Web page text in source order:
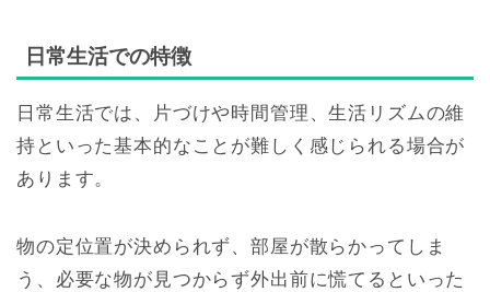
日常生活での特徴
日常生活では、片づけや時間管理、生活リズムの維
持といった基本的なことが難しく感じられる場合が
あります。
物の定位置が決められず、部屋が散らかってしま
う、必要な物が見つからず外出前に慌てるといった